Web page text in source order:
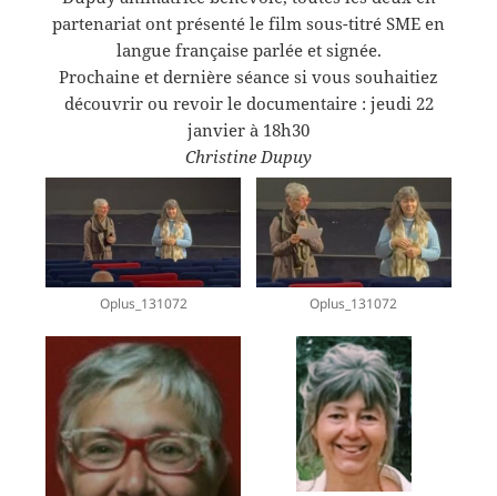
partenariat ont présenté le film sous-titré SME en
langue française parlée et signée.
Prochaine et dernière séance si vous souhaitiez
découvrir ou revoir le documentaire : jeudi 22
janvier à 18h30
Christine Dupuy
Oplus_131072 Oplus_131072